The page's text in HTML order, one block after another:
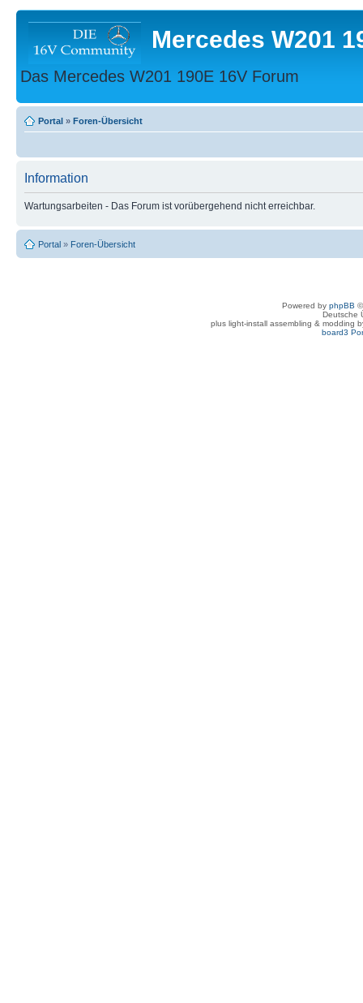
Mercedes W201
Das Mercedes W201 190E 16V Forum
Portal » Foren-Übersicht
Information
Wartungsarbeiten - Das Forum ist vorübergehend nicht erreichbar.
Portal » Foren-Übersicht
Powered by phpBB
Deutsche
plus light-install assembling & modding
board3